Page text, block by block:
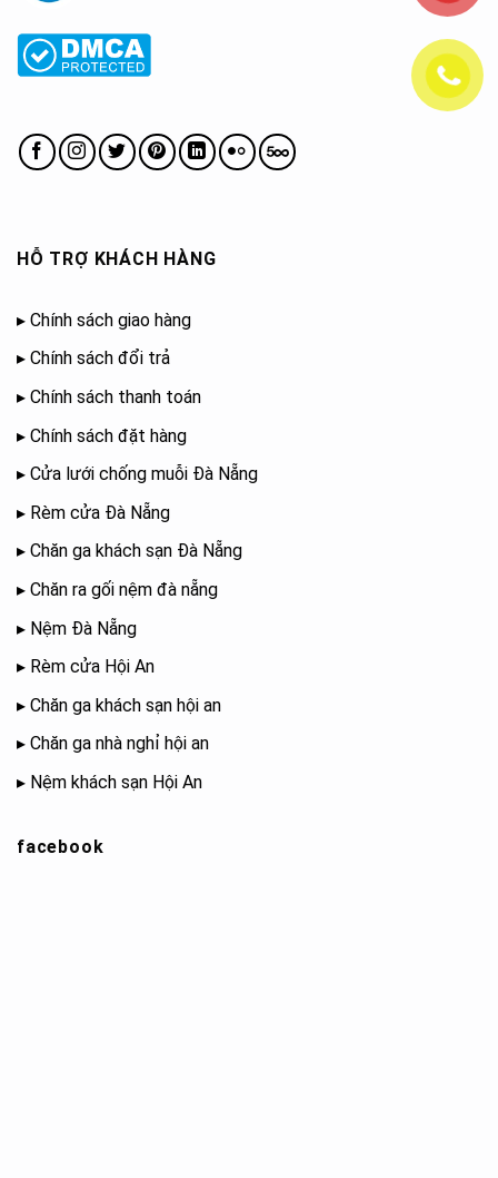
HỖ TRỢ KHÁCH HÀNG
▸ Chính sách giao hàng
▸ Chính sách đổi trả
▸ Chính sách thanh toán
▸ Chính sách đặt hàng
▸ Cửa lưới chống muỗi Đà Nẵng
▸ Rèm cửa Đà Nẵng
▸ Chăn ga khách sạn Đà Nẵng
▸ Chăn ra gối nệm đà nẵng
▸ Nệm Đà Nẵng
▸ Rèm cửa Hội An
▸ Chăn ga khách sạn hội an
▸ Chăn ga nhà nghỉ hội an
▸ Nệm khách sạn Hội An
facebook